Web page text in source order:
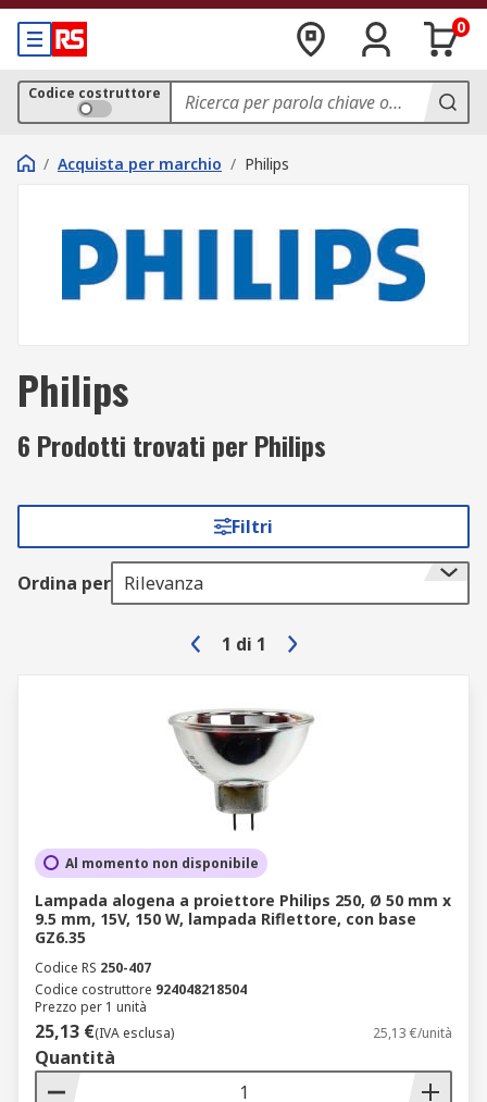
0
Codice costruttore
/ Acquista per marchio / Philips
Philips
6 Prodotti trovati per Philips
Filtri
Ordina per Rilevanza
1 di 1
Al momento non disponibile
Lampada alogena a proiettore Philips 250, Ø 50 mm x
9.5 mm, 15V, 150 W, lampada Riflettore, con base
GZ6.35
Codice RS 250-407
Codice costruttore 924048218504
Prezzo per 1 unità
25,13 €(IVA esclusa) 25,13 €/unità
Quantità